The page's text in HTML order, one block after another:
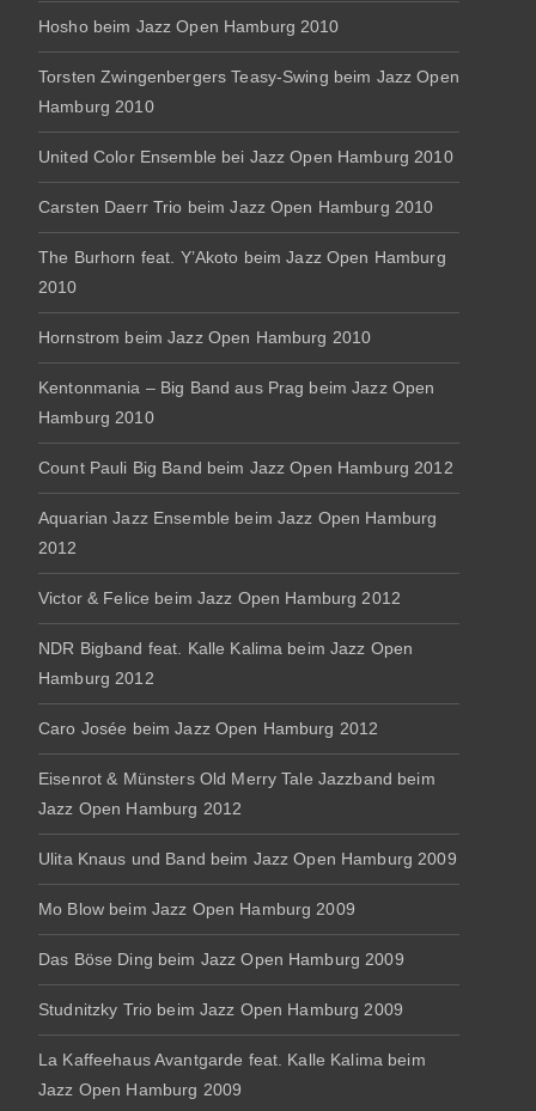
Hosho beim Jazz Open Hamburg 2010
Torsten Zwingenbergers Teasy-Swing beim Jazz Open
Hamburg 2010
United Color Ensemble bei Jazz Open Hamburg 2010
Carsten Daerr Trio beim Jazz Open Hamburg 2010
The Burhorn feat. Y’Akoto beim Jazz Open Hamburg
2010
Hornstrom beim Jazz Open Hamburg 2010
Kentonmania – Big Band aus Prag beim Jazz Open
Hamburg 2010
Count Pauli Big Band beim Jazz Open Hamburg 2012
Aquarian Jazz Ensemble beim Jazz Open Hamburg
2012
Victor & Felice beim Jazz Open Hamburg 2012
NDR Bigband feat. Kalle Kalima beim Jazz Open
Hamburg 2012
Caro Josée beim Jazz Open Hamburg 2012
Eisenrot & Münsters Old Merry Tale Jazzband beim
Jazz Open Hamburg 2012
Ulita Knaus und Band beim Jazz Open Hamburg 2009
Mo Blow beim Jazz Open Hamburg 2009
Das Böse Ding beim Jazz Open Hamburg 2009
Studnitzky Trio beim Jazz Open Hamburg 2009
La Kaffeehaus Avantgarde feat. Kalle Kalima beim
Jazz Open Hamburg 2009